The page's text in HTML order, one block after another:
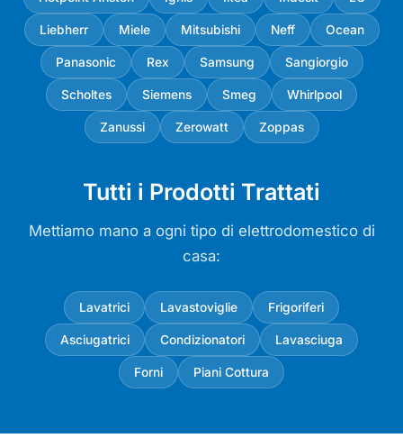
Liebherr Miele Mitsubishi Neff Ocean
Panasonic Rex Samsung Sangiorgio
Scholtes Siemens Smeg Whirlpool
Zanussi Zerowatt Zoppas
Tutti i Prodotti Trattati
Mettiamo mano a ogni tipo di elettrodomestico di
casa:
Lavatrici Lavastoviglie Frigoriferi
Asciugatrici Condizionatori Lavasciuga
Forni Piani Cottura